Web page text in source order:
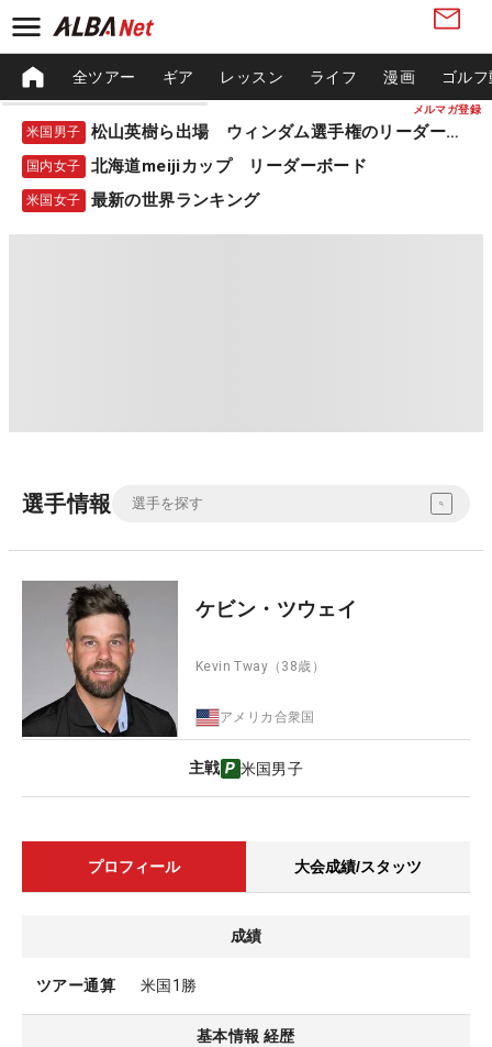
メルマガ登録
全ツアー ギア レッスン ライフ 漫画 ゴル
米国男子 松山英樹ら出場 ウィンダム選手権のリーダーボード
国内女子 北海道meijiカップ リーダーボード
米国女子 最新の世界ランキング
選手情報
ケビン・ツウェイ
Kevin Tway （38歳）
アメリカ合衆国
主戦 米国男子
プロフィール 大会成績/スタッツ
成績
ツアー通算 米国1勝
基本情報 経歴